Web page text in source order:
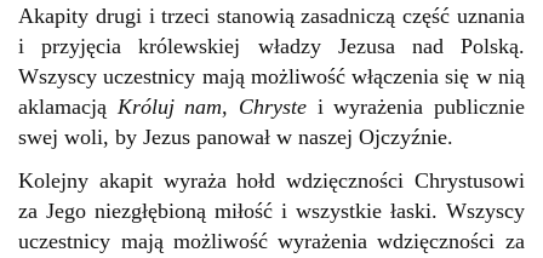
Akapity drugi i trzeci stanowią zasadniczą część uznania
i przyjęcia królewskiej władzy Jezusa nad Polską.
Wszyscy uczestnicy mają możliwość włączenia się w nią
aklamacją Króluj nam, Chryste i wyrażenia publicznie
swej woli, by Jezus panował w naszej Ojczyźnie.
Kolejny akapit wyraża hołd wdzięczności Chrystusowi
za Jego niezgłębioną miłość i wszystkie łaski. Wszyscy
uczestnicy mają możliwość wyrażenia wdzięczności za